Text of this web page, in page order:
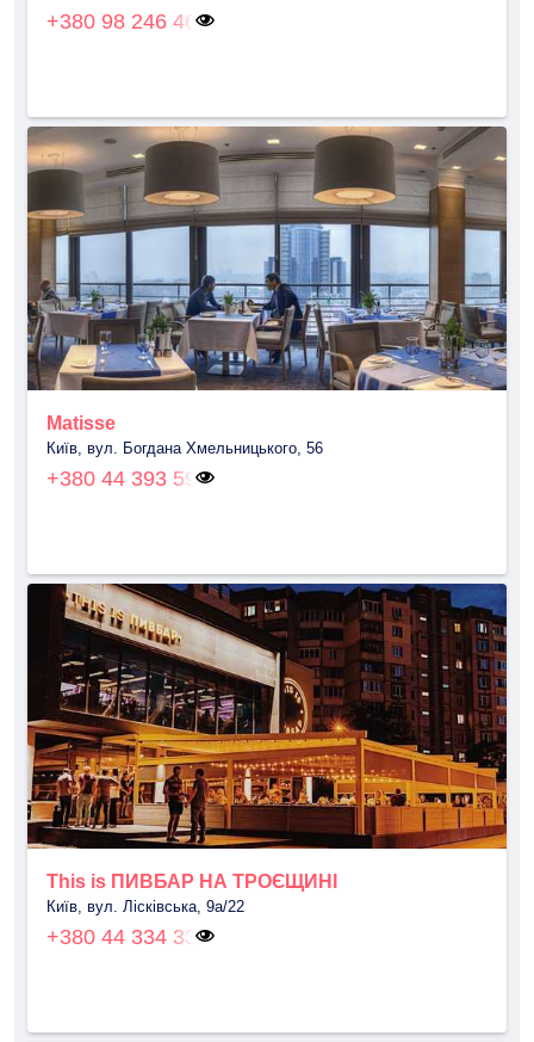
+380 98 246 46
Matisse
Київ, вул. Богдана Хмельницького, 56
+380 44 393 59
This is ПИВБАР НА ТРОЄЩИНІ
Київ, вул. Лісківська, 9а/22
+380 44 334 33